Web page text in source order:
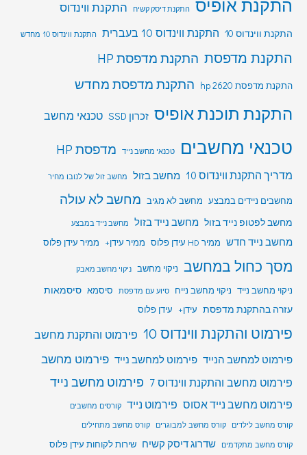
התקנת אופיס התקנת דיסק קשיח התקנת ווינדוס
התקנת ווינדוס 10 התקנת ווינדוס 10 בעברית התקנת ווינדוס 10 מחדש
התקנת מדפסת התקנת מדפסת HP
התקנת מדפסת hp 2620 התקנת מדפסת מחדש
התקנת תוכנת אופיס זכרון SSD טכנאי מחשב
טכנאי מחשבים טכנאי מחשב נייד מדפסת HP
מדריך התקנת ווינדוס 10 מחשב בזול מחשב זול של לנובו מחיר
מחשבים ניידים במבצע מחשב לא מגיב מחשב לא עולה
מחשב לפטופ נייד בזול מחשב נייד בזול מחשב נייד במבצע
מחשב נייד חדש ממיר HD עידן פלוס ממיר עידן+ ממיר עידן פלוס
מסך כחול במחשב ניקוי מחשב ניקוי מחשב מאבק
ניקוי מחשב נייד ניקוי מחשב נייח סיוע עם מדפסת סיסמא סיסמאות
עזרה בהתקנת מדפסת עידן+ עידן פלוס
פירמוט והתקנת ווינדוס 10 פירמוט והתקנת מחשב
פירמוט למחשב הנייד פירמוט למחשב נייד פירמוט מחשב
פירמוט מחשב והתקנת ווינדוס 7
פירמוט מחשב נייד
פירמוט מחשב נייד אסוס פירמוט נייד קורסים מחשבים
קורס מחשב לילדים
קורס מחשב למבוגרים
קורס מחשב מתחילים
קורס מחשב מתקדמים
שדרוג דיסק קשיח שירות לקוחות עידן פלוס